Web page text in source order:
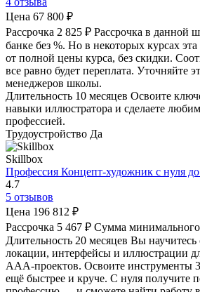
Цена 67 800 ₽
Рассрочка 2 825 ₽ Рассрочка в данной
банке без %. Но в некоторых курсах эта
от полной цены курса, без скидки.
все равно будет переплата. Уточняйте
менеджеров школы.
Длительность 10 месяцев Освоите
навыки иллюстратора и сделаете
профессией.
Трудоустройство Да
Skillbox
Профессия Концепт-художник с нуля
4.7
5 отзывов
Цена 196 812 ₽
Рассрочка 5 467 ₽ Сумма минимального
Длительность 20 месяцев Вы научитесь
локации, интерфейсы и иллюстрации
AAA-проектов. Освоите инструменты
ещё быстрее и круче. С нуля получите